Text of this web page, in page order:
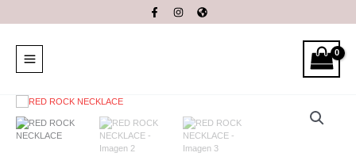
RED
NECKLACE
cantidad